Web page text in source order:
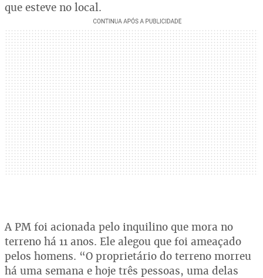
que esteve no local.
A PM foi acionada pelo inquilino que mora no
terreno há 11 anos. Ele alegou que foi ameaçado
pelos homens. “O proprietário do terreno morreu
há uma semana e hoje três pessoas, uma delas